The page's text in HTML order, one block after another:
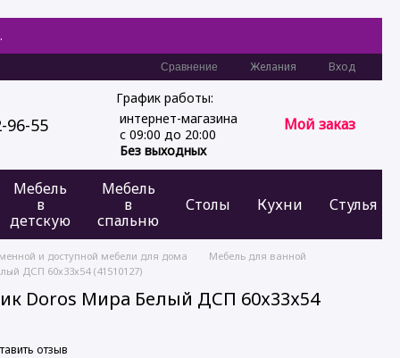
Сравнение Желания Вход
96-55
График работы:
интернет-магазина
с 09:00 до 20:00
Без выходных
Мой заказ
Мебель
в
детскую
Мебель
в
спальню
Столы Кухни Стулья
и доступной мебели для дома
Мебель для ванной
ДСП 60х33х54 (41510127)
Doros Мира Белый ДСП 60х33х54
отзыв